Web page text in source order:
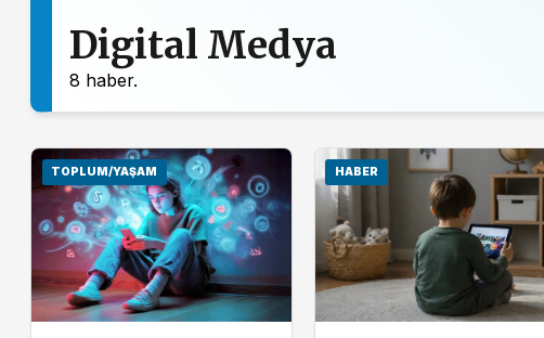
Digital Medya
8 haber.
TOPLUM/YAŞAM HABER